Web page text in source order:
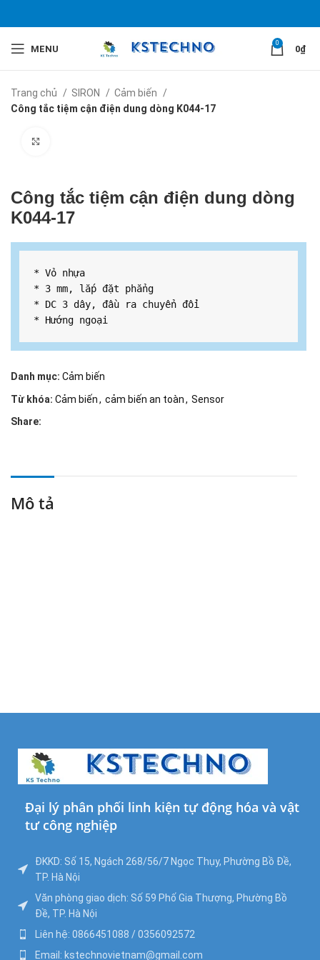
MENU
0
0₫
Trang chủ SIRON
Cảm biến
Công tắc tiệm cận điện dung dòng K044-17
Công tắc tiệm cận điện dung dòng
K044-17
* Vỏ nhựa
* 3 mm, lắp đặt phẳng
* DC 3 dây, đầu ra chuyển đổi
* Hướng ngoại
Danh mục: Cảm biến
Từ khóa: Cảm biến, cảm biến an toàn, Sensor
Share:
Mô tả
Đại lý phân phối linh kiện tự động hóa và vật
tư công nghiệp
ĐKKD: Số 15, Ngách 268/56/7 Ngọc Thụy, Phường Bồ Đề,
TP. Hà Nội
Văn phòng giao dịch: Số 59 Phố Gia Thượng, Phường Bồ
Đề, TP. Hà Nội
Liên hệ: 0866451088 / 0356092572
Email: kstechnovietnam@gmail.com